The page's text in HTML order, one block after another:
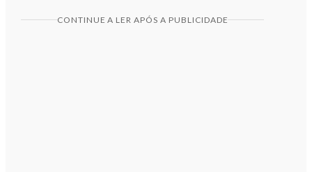
CONTINUE A LER APÓS A PUBLICIDADE